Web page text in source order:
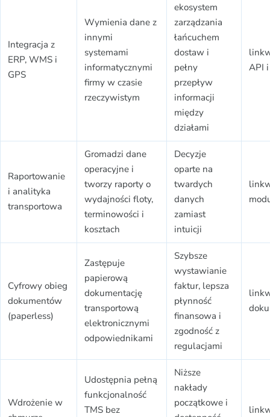
Integracja z
ERP, WMS i
GPS
Wymienia dane z
innymi
systemami
informatycznymi
firmy w czasie
rzeczywistym
ekosystem
zarządzania
łańcuchem
dostaw i
pełny
przepływ
informacji
między
działami
API
Raportowanie
i analityka
transportowa
Gromadzi dane
operacyjne i
tworzy raporty o
wydajności floty,
terminowości i
kosztach
Decyzje
oparte na
twardych
danych
zamiast
intuicji
Cyfrowy obieg
dokumentów
(paperless)
Zastępuje
papierową
dokumentację
transportową
elektronicznymi
odpowiednikami
Szybsze
wystawianie
faktur, lepsza
płynność
finansowa i
zgodność z
regulacjami
Wdrożenie w
Udostępnia pełną
funkcjonalność
TMS bez
Niższe
nakłady
początkowe i